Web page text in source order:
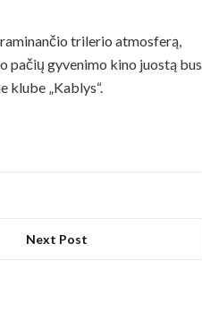
trilerio atmosferą,
pačių gyvenimo kino juostą bus
klube „Kablys“.
Next Post